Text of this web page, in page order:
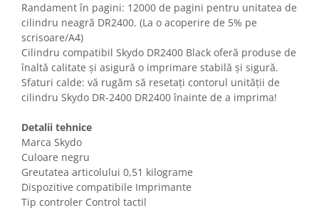
Genti si accesorii femei
Imbracaminte barbati
Imbracaminte femei
Imbracaminte si Incaltaminte copii
Incaltaminte barbati
Incaltaminte femei
Ochelari de soare
Ochelari de vedere
Gaming, Carti & Birotica
Birotica & Papetarie
Console, Jocuri & Accesorii
Randament în pagini: 12000 de pagini pentru unitatea de
cilindru neagră DR2400. (La o acoperire de 5% pe
scrisoare/A4)
Cilindru compatibil Skydo DR2400 Black oferă produse de
înaltă calitate și asigură o imprimare stabilă și sigură.
Sfaturi calde: vă rugăm să resetați contorul unității de
cilindru Skydo DR-2400 DR2400 înainte de a imprima!
Detalii tehnice
Marca Skydo
Culoare negru
Greutatea articolului 0,51 kilograme
Dispozitive compatibile Imprimante
Tip controler Control tactil